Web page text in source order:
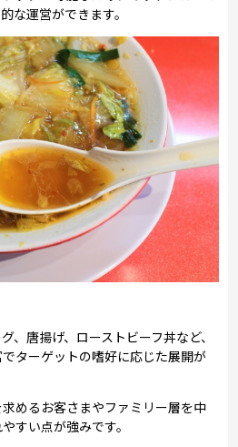
な運営ができます。
、唐揚げ、ローストビーフ丼など、
ターゲットの嗜好に応じた展開が
めるお客さまやファミリー層を中
すい点が強みです。